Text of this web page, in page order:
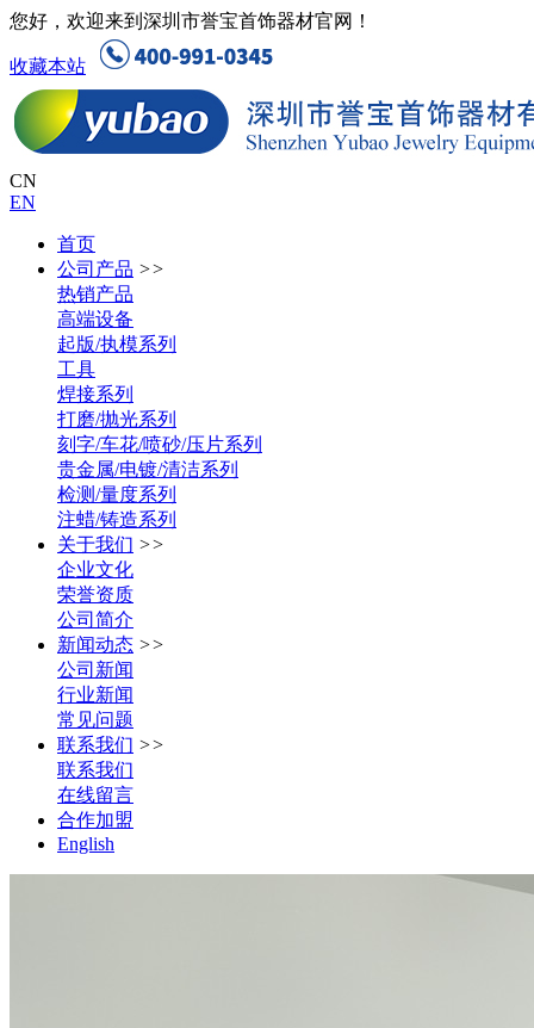
您好，欢迎来到深圳市誉宝首饰器材官网！
收藏本站
CN
EN
首页
公司产品 >>
热销产品
高端设备
起版/执模系列
工具
焊接系列
打磨/抛光系列
刻字/车花/喷砂/压片系列
贵金属/电镀/清洁系列
检测/量度系列
注蜡/铸造系列
关于我们 >>
企业文化
荣誉资质
公司简介
新闻动态 >>
公司新闻
行业新闻
常见问题
联系我们 >>
联系我们
在线留言
合作加盟
English